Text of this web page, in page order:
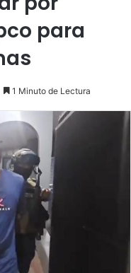
para
1 Minuto de Lectura